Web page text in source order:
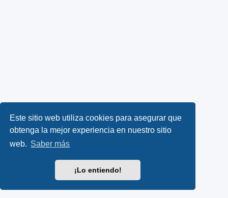
Este sitio web utiliza cookies para asegurar que
obtenga la mejor experiencia en nuestro sitio
web. Saber más
¡Lo entiendo!